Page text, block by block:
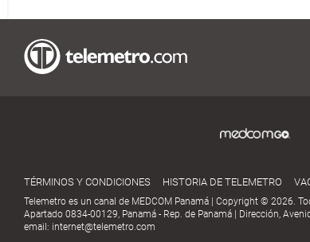
TÉRMINOS Y CONDICIONES HISTORIA DE TELEMETRO
Telemetro es un canal de MEDCOM Panamá | Copyright © 2026.
Apartado 0834-00129, Panamá - Rep. de Panamá | Dirección,
email: internet@telemetro.com